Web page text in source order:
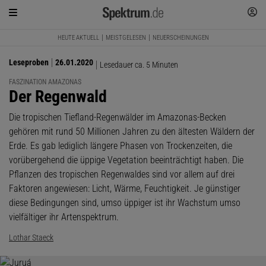
HEUTE AKTUELL MEISTGELESEN NEUERSCHEINUNGEN
Leseproben 26.01.2020 Lesedauer ca. 5 Minuten
FASZINATION AMAZONAS
:
Der Regenwald
Die tropischen Tiefland-Regenwälder im Amazonas-Becken
gehören mit rund 50 Millionen Jahren zu den ältesten Wäldern der
Erde. Es gab lediglich längere Phasen von Trockenzeiten, die
vorübergehend die üppige Vegetation beeinträchtigt haben. Die
Pflanzen des tropischen Regenwaldes sind vor allem auf drei
Faktoren angewiesen: Licht, Wärme, Feuchtigkeit. Je günstiger
diese Bedingungen sind, umso üppiger ist ihr Wachstum umso
vielfältiger ihr Artenspektrum.
Lothar Staeck